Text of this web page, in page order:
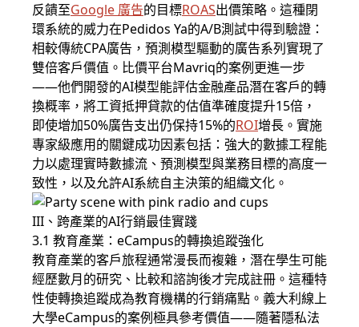
反饋至Google 廣告的目標ROAS出價策略。這種閉
環系統的威力在Pedidos Ya的A/B測試中得到驗證：
相較傳統CPA廣告，預測模型驅動的廣告系列實現了
雙倍客戶價值。比價平台Mavriq的案例更進一步
——他們開發的AI模型能評估金融產品潛在客戶的轉
換概率，將工資抵押貸款的估值準確度提升15倍，
即使增加50%廣告支出仍保持15%的ROI增長。實施
專家級應用的關鍵成功因素包括：強大的數據工程能
力以處理實時數據流、預測模型與業務目標的高度一
致性，以及允許AI系統自主決策的組織文化。
III、跨產業的AI行銷最佳實踐
3.1 教育產業：eCampus的轉換追蹤強化
教育產業的客戶旅程通常漫長而複雜，潛在學生可能
經歷數月的研究、比較和諮詢後才完成註冊。這種特
性使轉換追蹤成為教育機構的行銷痛點。義大利線上
大學eCampus的案例極具參考價值——隨著隱私法